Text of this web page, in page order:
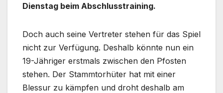
Dienstag beim Abschlusstraining.
Doch auch seine Vertreter stehen für das Spiel
nicht zur Verfügung. Deshalb könnte nun ein
19-Jähriger erstmals zwischen den Pfosten
stehen. Der Stammtorhüter hat mit einer
Blessur zu kämpfen und droht deshalb am